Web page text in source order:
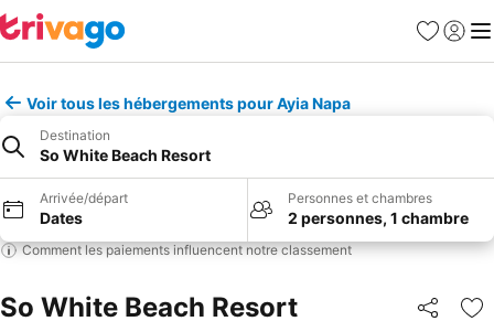
Favoris
Se
Voir tous les hébergements pour Ayia Napa
Destination
So White Beach Resort
Arrivée/départ
Dates
Personnes et chambres
2 personnes, 1 chambre
Comment les paiements influencent notre classement
So White Beach Resort Partager